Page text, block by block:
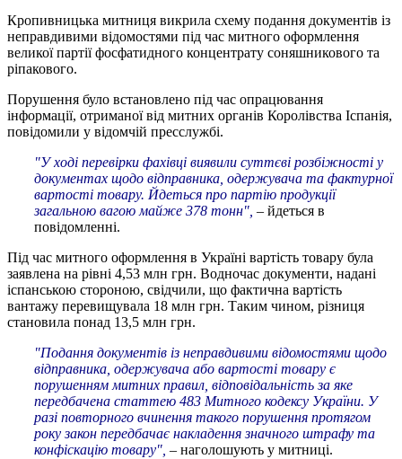
Кропивницька митниця викрила схему подання документів із
неправдивими відомостями під час митного оформлення
великої партії фосфатидного концентрату соняшникового та
ріпакового.
Порушення було встановлено під час опрацювання
інформації, отриманої від митних органів Королівства Іспанія,
повідомили у відомчій пресслужбі.
"У ході перевірки фахівці виявили суттєві розбіжності у
документах щодо відправника, одержувача та фактурної
вартості товару. Йдеться про партію продукції
загальною вагою майже 378 тонн", – йдеться в
повідомленні.
Під час митного оформлення в Україні вартість товару була
заявлена на рівні 4,53 млн грн. Водночас документи, надані
іспанською стороною, свідчили, що фактична вартість
вантажу перевищувала 18 млн грн. Таким чином, різниця
становила понад 13,5 млн грн.
"Подання документів із неправдивими відомостями щодо
відправника, одержувача або вартості товару є
порушенням митних правил, відповідальність за яке
передбачена статтею 483 Митного кодексу України. У
разі повторного вчинення такого порушення протягом
року закон передбачає накладення значного штрафу та
конфіскацію товару", – наголошують у митниці.